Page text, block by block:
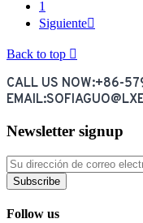
1
Siguiente
Back to top 
CALL US NOW:+86-
Newsletter signup
Subscribe
Follow us